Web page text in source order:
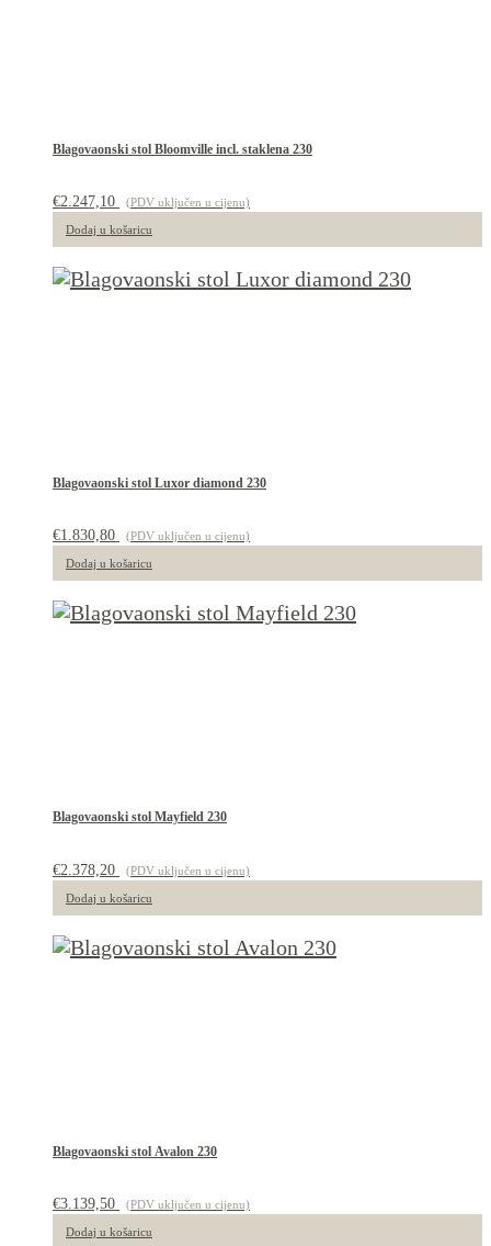
Blagovaonski stol Bloomville incl. staklena 230
€2.247,10 (PDV uključen u cijenu)
Dodaj u košaricu
Blagovaonski stol Luxor diamond 230
€1.830,80 (PDV uključen u cijenu)
Dodaj u košaricu
Blagovaonski stol Mayfield 230
€2.378,20 (PDV uključen u cijenu)
Dodaj u košaricu
Blagovaonski stol Avalon 230
€3.139,50 (PDV uključen u cijenu)
Dodaj u košaricu